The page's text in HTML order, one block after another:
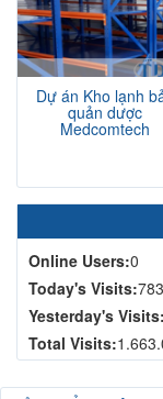
Dự án Kho lạnh
quản dược
Medcomtech
Online Users:0
Today's Visits:783
Yesterday's Visits:
Total Visits: